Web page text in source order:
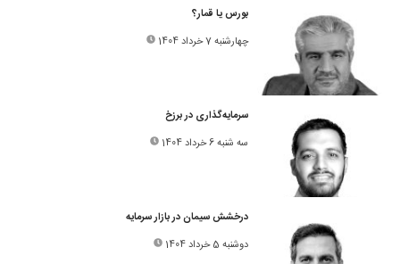
بورس یا قمار؟
چهارشنبه 7 خرداد 1404
سرمایه‌گذاری در برزخ
سه شنبه 6 خرداد 1404
درخشش سیمان در بازار سرمایه
دوشنبه 5 خرداد 1404